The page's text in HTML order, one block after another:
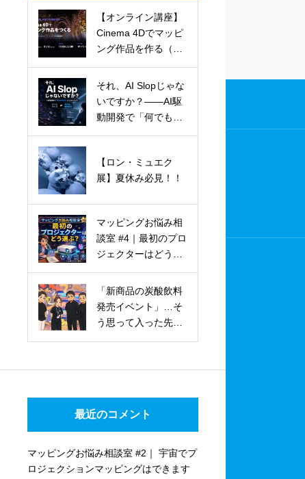
【オンライン講座】
Cinema 4Dでマッピ
ング作品を作る（全
それ、AI Slopじゃな
いですか？——AI駆
動開発で「何でも作
【ロン・ミュエク
展】夏休み必見！！
マッピングお悩み相
談室 #4｜最初のプロ
ジェクターはどう選
「新商品の炭酸飲料
発売イベント」…そ
う思って入った先
Ehtel（エテル）
最近のコメント
マッピングお悩み相談室 #2｜ 宇宙でプ
ロジェクションマッピングはできます